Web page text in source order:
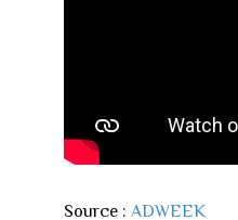
Source : ADWEEK